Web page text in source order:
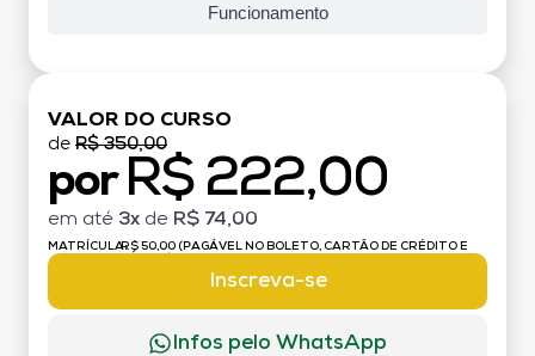
Funcionamento
VALOR DO CURSO
de R$ 350,00
por R$ 222,00
em até 3x de R$ 74,00
MATRÍCULA:R$ 50,00 (PAGÁVEL NO BOLETO, CARTÃO DE CRÉDITO E
Inscreva-se
Infos pelo WhatsApp